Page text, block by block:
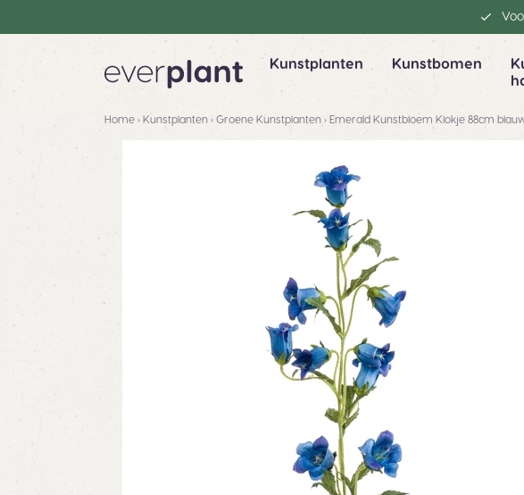
Kunstplanten Kunstbomen
Home › Kunstplanten › Groene Kunstplanten › Emerald Kunstbloem Klokje 88cm